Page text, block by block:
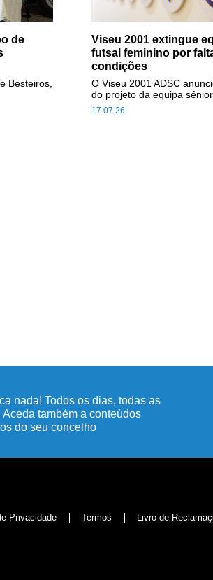
de
Besteiros,
Viseu 2001 extingue
futsal feminino por
condições
17.07.26
O Viseu 2001 ADSC
do projeto da equipa
nada! Todos os dias, todas as
Aceda também a conteúdos
do seu concelho
Privacidade Termos Livro de